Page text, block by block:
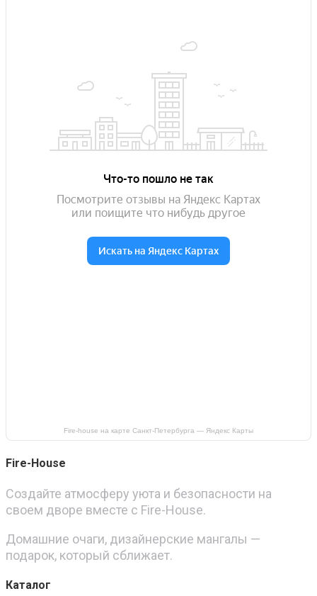
Fire-house на карте Санкт‑Петербурга — Яндекс Карты
Fire-House
Создайте атмосферу уюта и безопасности на
своем дворе вместе с Fire-House.
Домашние очаги, дизайнерские мангалы —
подарок, который сближает.
Каталог